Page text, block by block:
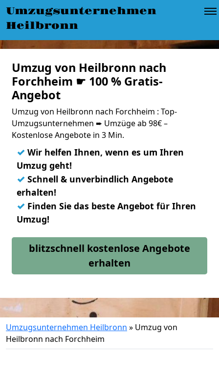
Umzugsunternehmen
Heilbronn
Umzug von Heilbronn nach
Forchheim ☛ 100 % Gratis-
Angebot
Umzug von Heilbronn nach Forchheim : Top-
Umzugsunternehmen ➨ Umzüge ab 98€ –
Kostenlose Angebote in 3 Min.
✓ Wir helfen Ihnen, wenn es um Ihren
Umzug geht!
✓ Schnell & unverbindlich Angebote
erhalten!
✓ Finden Sie das beste Angebot für Ihren
Umzug!
blitzschnell kostenlose Angebote
erhalten
Umzugsunternehmen Heilbronn » Umzug von
Heilbronn nach Forchheim